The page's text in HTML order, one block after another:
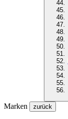
Marken zurück